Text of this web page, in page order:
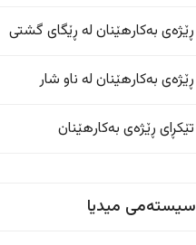
ڕێژەى بەکارهێنان له ڕێگای گشتی
ڕێژەى بەکارهێنان له ناو شار
تێکڕای ڕێژەى بەکارهێنان
سیستەمی میدیا